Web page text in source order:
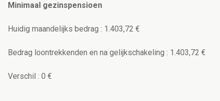
Minimaal gezinspensioen
Huidig maandelijks bedrag : 1.403,72 €
Bedrag loontrekkenden en na gelijkschakeling : 1.403,72 €
Verschil : 0 €